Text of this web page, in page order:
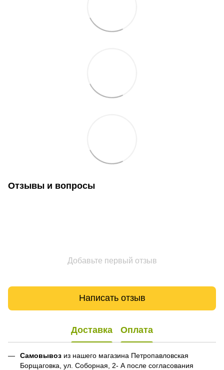
Отзывы и вопросы
Добавьте первый отзыв
Написать отзыв
Доставка Оплата
Самовывоз из нашего магазина Петропавловская
Борщаговка, ул. Соборная, 2- А после согласования